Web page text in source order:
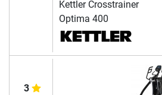
Kettler Crosstrainer
Optima 400
3